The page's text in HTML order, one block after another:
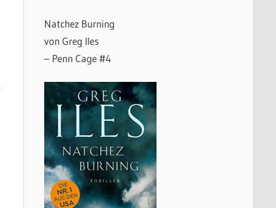
Natchez Burning
von Greg Iles
– Penn Cage #4